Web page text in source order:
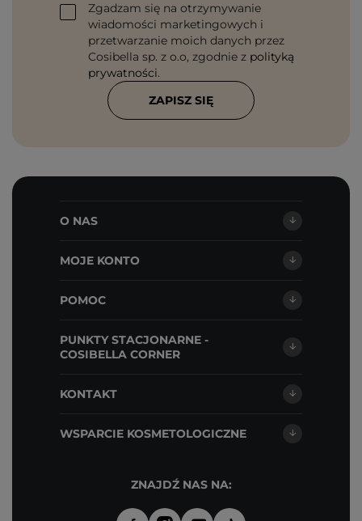
Zgadzam się na otrzymywanie
wiadomości marketingowych i
przetwarzanie moich danych przez
Cosibella sp. z o.o, zgodnie z polityką
prywatności.
ZAPISZ SIĘ
O NAS
MOJE KONTO
POMOC
PUNKTY STACJONARNE -
COSIBELLA CORNER
KONTAKT
WSPARCIE KOSMETOLOGICZNE
ZNAJDŹ NAS NA: